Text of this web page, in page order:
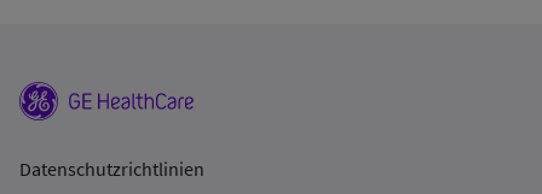
Datenschutzrichtlinien